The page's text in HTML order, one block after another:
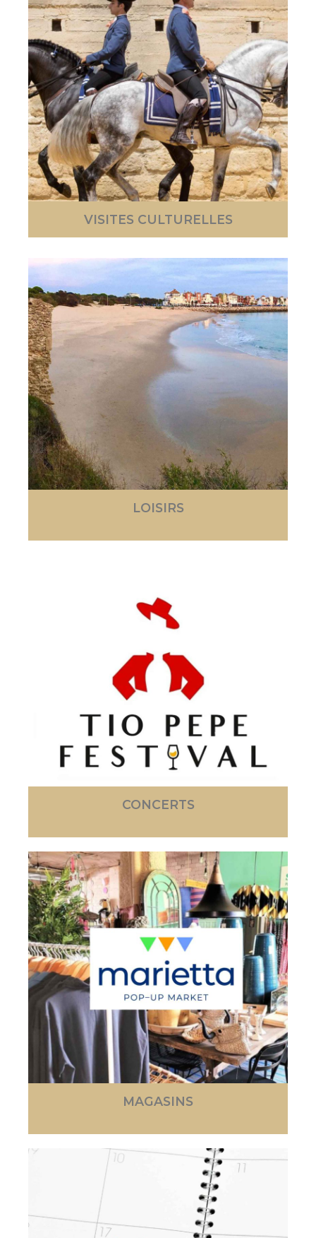
VISITES CULTURELLES
LOISIRS
CONCERTS
MAGASINS